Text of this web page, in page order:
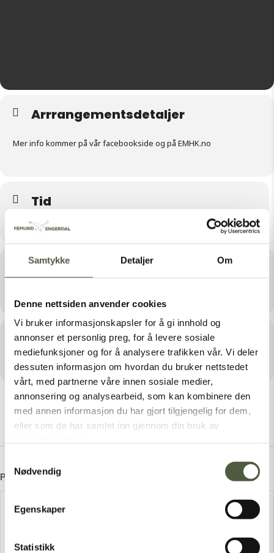
Samtykke Detaljer Om
Denne nettsiden anvender cookies
Vi bruker informasjonskapsler for å gi innhold og
annonser et personlig preg, for å levere sosiale
mediefunksjoner og for å analysere trafikken vår. Vi deler
dessuten informasjon om hvordan du bruker nettstedet
vårt, med partnerne våre innen sosiale medier,
annonsering og analysearbeid, som kan kombinere den
med annen informasjon du har gjort tilgjengelig for dem,
eller som de har samlet inn gjennom din bruk av
Nødvendig
Egenskaper
Statistikk
Arrrangementsdetaljer
Mer info kommer på vår facebookside og på EMHK.no
Tid
Mars 28, 2024 10:00 - 12:00
Sted
Arrangør
ENGERDAL MOTORHISTORISKE KLUBB
Post A Comment